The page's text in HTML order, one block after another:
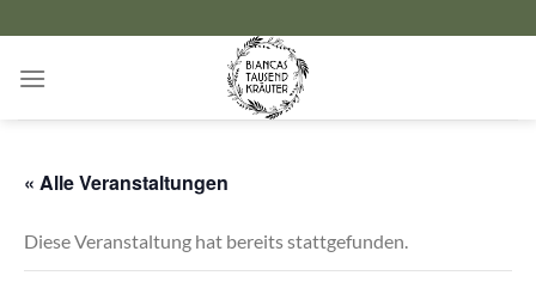
Inhalt
springen
« Alle Veranstaltungen
Diese Veranstaltung hat bereits stattgefunden.